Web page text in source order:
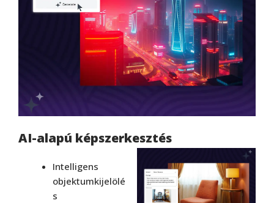
AI-alapú képszerkesztés
Intelligens
objektumkijelölé
s